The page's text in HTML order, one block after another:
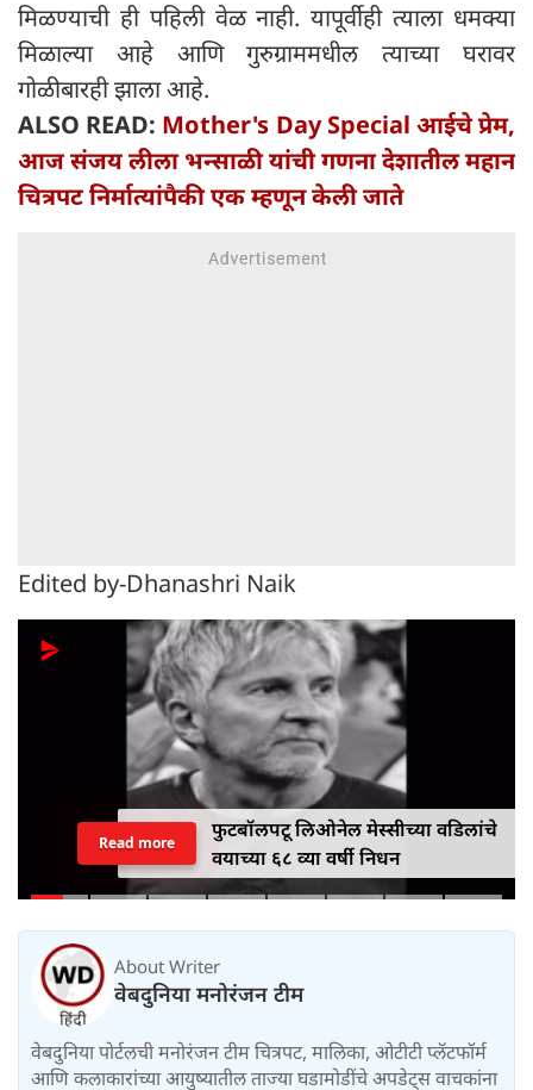
मिळण्याची ही पहिली वेळ नाही. यापूर्वीही त्याला धमक्या
मिळाल्या आहे आणि गुरुग्राममधील त्याच्या घरावर
गोळीबारही झाला आहे.
ALSO READ: Mother's Day Special आईचे प्रेम,
आज संजय लीला भन्साळी यांची गणना देशातील महान
चित्रपट निर्मात्यांपैकी एक म्हणून केली जाते
Edited by-Dhanashri Naik
फुटबॉलपटू लिओनेल मेस्सीच्या वडिलांचे
वयाच्या ६८ व्या वर्षी निधन
Read more
About Writer
वेबदुनिया मनोरंजन टीम
वेबदुनिया पोर्टलची मनोरंजन टीम चित्रपट, मालिका, ओटीटी प्लॅटफॉर्म
आणि कलाकारांच्या आयुष्यातील ताज्या घडामोडींचे अपडेट्स वाचकांना